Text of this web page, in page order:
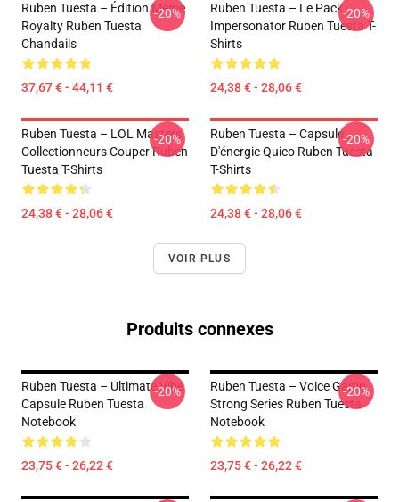
Ruben Tuesta – Édition Meme
Royalty Ruben Tuesta
Chandails
37,67 € - 44,11 €
-20%
Ruben Tuesta – Le Pack
Impersonator Ruben Tuesta T-
Shirts
24,38 € - 28,06 €
-20%
Ruben Tuesta – LOL Masters
Collectionneurs Couper Ruben
Tuesta T-Shirts
24,38 € - 28,06 €
-20%
Ruben Tuesta – Capsule
D'énergie Quico Ruben Tuesta
T-Shirts
24,38 € - 28,06 €
-20%
VOIR PLUS
Produits connexes
Ruben Tuesta – Ultimate Vibe
Capsule Ruben Tuesta
Notebook
23,75 € - 26,22 €
-20%
Ruben Tuesta – Voice Game
Strong Series Ruben Tuesta
Notebook
23,75 € - 26,22 €
-20%